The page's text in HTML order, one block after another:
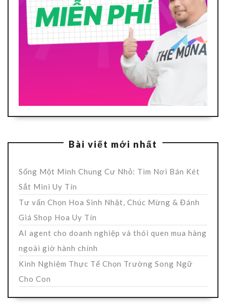
Bài viết mới nhất
Sống Một Mình Chung Cư Nhỏ: Tìm Nơi Bán Két
Sắt Mini Uy Tín
Tư vấn Chọn Hoa Sinh Nhật, Chúc Mừng & Đánh
Giá Shop Hoa Uy Tín
AI agent cho doanh nghiệp và thói quen mua hàng
ngoài giờ hành chính
Kinh Nghiệm Thực Tế Chọn Trường Song Ngữ
Cho Con